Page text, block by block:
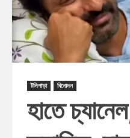
টলিপাড়া বিনোদন
হাতে